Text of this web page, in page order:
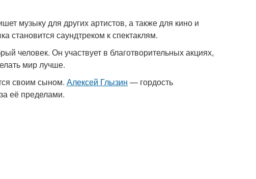
музыку для других артистов, а также для кино и
становится саундтреком к спектаклям.
человек. Он участвует в благотворительных акциях,
мир лучше.
своим сыном. Алексей Глызин — гордость
её пределами.